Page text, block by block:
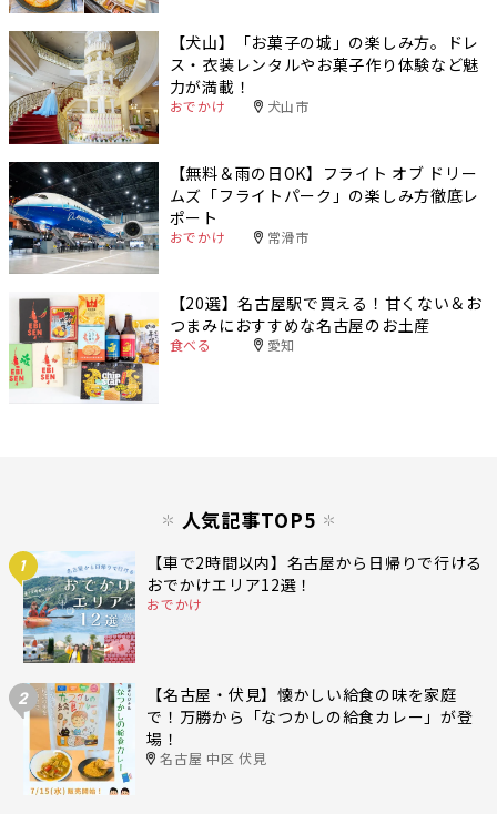
【犬山】「お菓子の城」の楽しみ方。ドレ
ス・衣装レンタルやお菓子作り体験など魅
力が満載！
おでかけ 犬山市
【無料＆雨の日OK】フライト オブ ドリー
ムズ「フライトパーク」の楽しみ方徹底レ
ポート
おでかけ 常滑市
【20選】名古屋駅で買える！甘くない＆お
つまみにおすすめな名古屋のお土産
食べる 愛知
人気記事TOP5
1
【車で2時間以内】名古屋から日帰りで行ける
おでかけエリア12選！
おでかけ
2
【名古屋・伏見】懐かしい給食の味を家庭
で！万勝から「なつかしの給食カレー」が登
場！
名古屋 中区 伏見